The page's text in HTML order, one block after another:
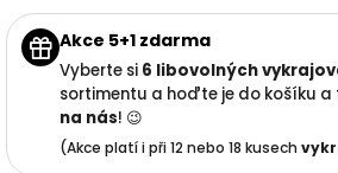
Akce 5+1 zdarma
Vyberte si 6 libovolných
sortimentu a hoďte je do košíku a
na nás! 😉
(Akce platí i při 12 nebo 18 kusech